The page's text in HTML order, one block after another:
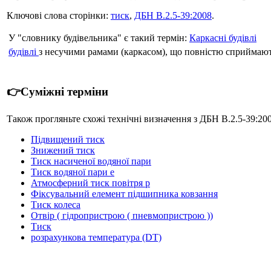
Ключові слова сторінки: тиск, ДБН В.2.5-39:2008.
У "словнику будівельника" є такий термін: Каркасні будівлі
будівлі з несучими рамами (каркасом), що повністю
👉Суміжні терміни
Також прогляньте схожі технічні визначення з ДБН В.2.5-
Підвищений тиск
Знижений тиск
Тиск насиченої водяної пари
Тиск водяної пари е
Атмосферний тиск повітря р
Фіксувальний елемент підшипника ковзання
Тиск колеса
Отвір ( гідропристрою ( пневмопристрою ))
Тиск
розрахункова температура (DT)